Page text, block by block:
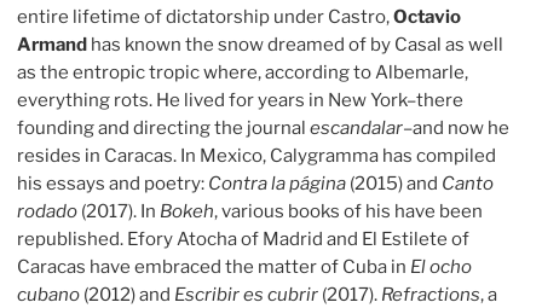
entire lifetime of dictatorship under Castro,Octavio
Armand has known the snow dreamed of by Casal as well
as the entropic tropic where, according to Albemarle,
everything rots. He lived for years in New York–there
founding and directing the journalescandalar–and now he
resides in Caracas. In Mexico, Calygramma has compiled
his essays and poetry: Contra la página (2015) and Canto
rodado (2017). In Bokeh, various books of his have been
republished. Efory Atochaof Madrid and El Estilete of
Caracas have embraced the matter of Cuba in El ocho
cubano (2012) and Escribir es cubrir (2017). Refractions, a